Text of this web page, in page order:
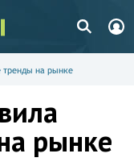
тренды на рынке
рынке